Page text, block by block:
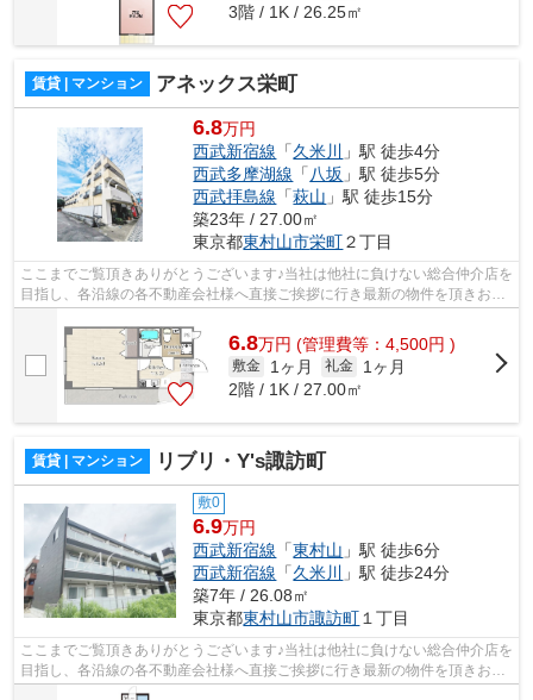
3階 / 1K / 26.25㎡
賃貸 | マンション アネックス栄町
6.8万円
西武新宿線 「久米川
」駅 徒歩4分
西武多摩湖線 「 八坂 」駅 徒歩5分
西武拝島線 「萩山 」駅 徒歩15分
築23年 / 27.00㎡
東京都東村山市栄町２丁目
ここまでご覧頂きありがとうございます♪当社は他社に負けない総合仲介店を
目指し、各沿線の各不動産会社様へ直接ご挨拶に行き最新の物件を頂きお客
6.8万円 (管理費等：4,500円 )
敷金 1ヶ月 礼金
1ヶ月
2階 / 1K / 27.00㎡
賃貸 | マンション リブリ・Y's諏訪町
敷0
6.9万円
西武新宿線 「東村山 」駅 徒歩6分
西武新宿線 「久米川
」駅 徒歩24分
築7年 / 26.08㎡
東京都東村山市諏訪町 １丁目
ここまでご覧頂きありがとうございます♪当社は他社に負けない総合仲介店を
目指し、各沿線の各不動産会社様へ直接ご挨拶に行き最新の物件を頂きお客
様へ提供しております！最新の情報は...